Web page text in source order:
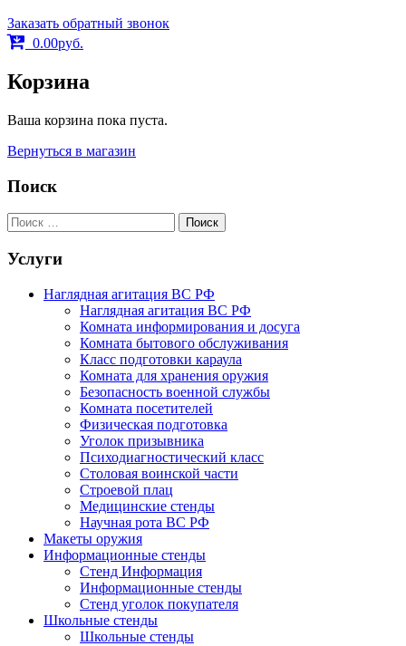
Заказать обратный звонок
0.00руб.
Корзина
Ваша корзина пока пуста.
Вернуться в магазин
Поиск
Услуги
Наглядная агитация ВС РФ
Наглядная агитация ВС РФ
Комната информирования и досуга
Комната бытового обслуживания
Класс подготовки караула
Комната для хранения оружия
Безопасность военной службы
Комната посетителей
Физическая подготовка
Уголок призывника
Психодиагностический класс
Столовая воинской части
Строевой плац
Медицинские стенды
Научная рота ВС РФ
Макеты оружия
Информационные стенды
Стенд Информация
Информационные стенды
Стенд уголок покупателя
Школьные стенды
Школьные стенды